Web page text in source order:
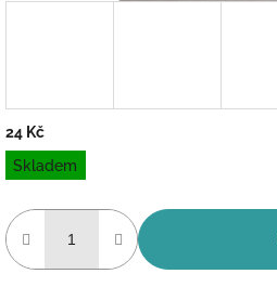
24 Kč
Měrná
cena:
Skladem